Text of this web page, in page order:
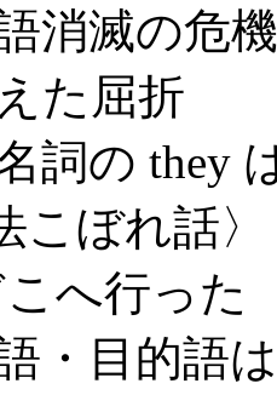
滅の危機
屈折
の they は
ぼれ話〉
へ行った
目的語は